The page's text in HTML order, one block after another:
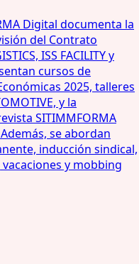
Digital documenta la
del Contrato
ISS FACILITY y
cursos de
2025, talleres
y la
SITIMMFORMA
se abordan
inducción sindical,
y mobbing